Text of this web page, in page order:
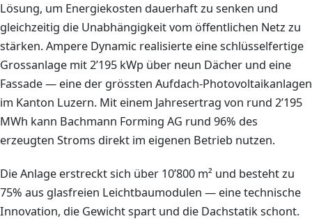
Lösung, um Energiekosten dauerhaft zu senken und
gleichzeitig die Unabhängigkeit vom öffentlichen Netz zu
stärken. Ampere Dynamic realisierte eine schlüsselfertige
Grossanlage mit 2’195 kWp über neun Dächer und eine
Fassade — eine der grössten Aufdach-Photovoltaikanlagen
im Kanton Luzern. Mit einem Jahresertrag von rund 2’195
MWh kann Bachmann Forming AG rund 96% des
erzeugten Stroms direkt im eigenen Betrieb nutzen.
Die Anlage erstreckt sich über 10’800 m² und besteht zu
75% aus glasfreien Leichtbaumodulen — eine technische
Innovation, die Gewicht spart und die Dachstatik schont.